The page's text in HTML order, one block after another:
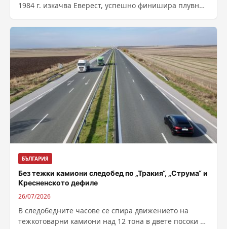
1984 г. изкачва Еверест, успешно финишира плувния
БЪЛГАРИЯ
Без тежки камиони следобед по „Тракия“, „Струма“ и
Кресненското дефиле
26/07/2026
В следобедните часове се спира движението на
тежкотоварни камиони над 12 тона в двете посоки по